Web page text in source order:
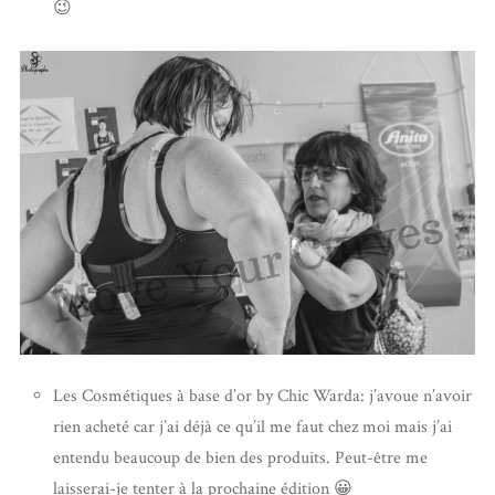
😉
Les Cosmétiques à base d’or by Chic Warda: j’avoue n’avoir
rien acheté car j’ai déjà ce qu’il me faut chez moi mais j’ai
entendu beaucoup de bien des produits. Peut-être me
laisserai-je tenter à la prochaine édition 😀